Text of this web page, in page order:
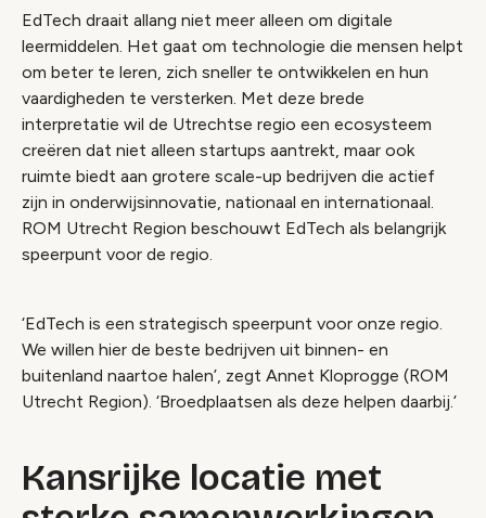
EdTech draait allang niet meer alleen om digitale
leermiddelen. Het gaat om technologie die mensen helpt
om beter te leren, zich sneller te ontwikkelen en hun
vaardigheden te versterken. Met deze brede
interpretatie wil de Utrechtse regio een ecosysteem
creëren dat niet alleen startups aantrekt, maar ook
ruimte biedt aan grotere scale-up bedrijven die actief
zijn in onderwijsinnovatie, nationaal en internationaal.
ROM Utrecht Region beschouwt EdTech als belangrijk
speerpunt voor de regio.
‘EdTech is een strategisch speerpunt voor onze regio.
We willen hier de beste bedrijven uit binnen- en
buitenland naartoe halen’, zegt Annet Kloprogge (ROM
Utrecht Region). ‘Broedplaatsen als deze helpen daarbij.’
Kansrijke locatie met